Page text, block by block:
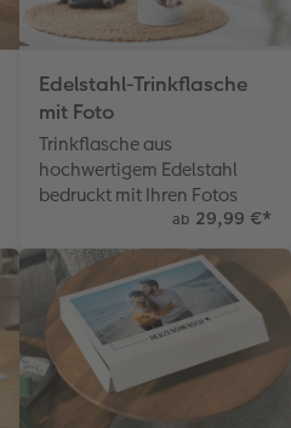
Edelstahl-Trinkflasche
mit Foto
Trinkflasche aus
hochwertigem Edelstahl
bedruckt mit Ihren Fotos
ab 29,99 €*